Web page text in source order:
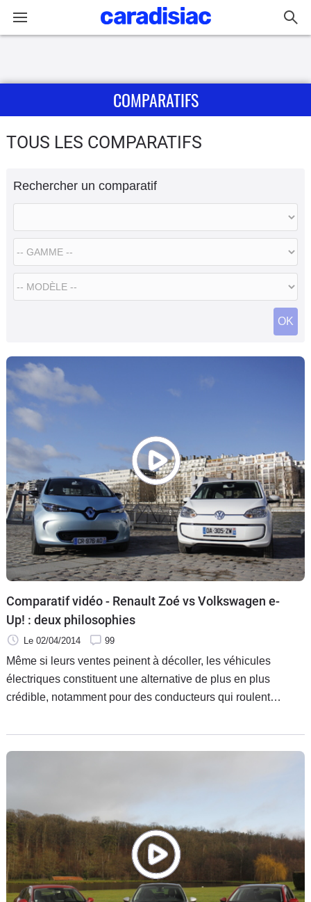
Actu
Guide
Electriques
Utilitaires
Services
Forum
Moto
Marques
COMPARATIFS
TOUS LES COMPARATIFS
Rechercher un comparatif
OK
Comparatif vidéo - Renault Zoé vs Volkswagen e-
Up! : deux philosophies
Le 02/04/2014 99
Même si leurs ventes peinent à décoller, les véhicules
électriques constituent une alternative de plus en plus
crédible, notamment pour des conducteurs qui roulent
plus en plus importante. Si l’on ne tient pas compte de la
Mitsubishi i-Miev, des Peugeot Ion et Citroën C-zéro qui sont